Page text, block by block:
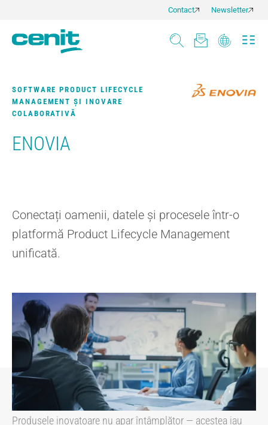
Contact Newsletter
SOFTWARE PRODUCT LIFECYCLE
MANAGEMENT ȘI INOVARE
COLABORATIVĂ
ENOVIA
Conectați oamenii, datele și procesele într-o
platformă Product Lifecycle Management
unificată.
Produsele inovatoare nu apar întâmplător — acestea iau